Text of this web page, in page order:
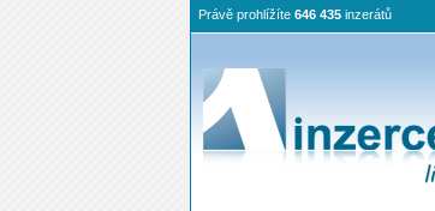
Právě prohlížíte 646 435 inzerátů